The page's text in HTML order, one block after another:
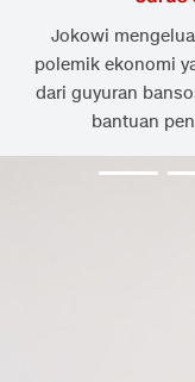
Jokowi
polemik ekonomi
dari guyuran
bantuan